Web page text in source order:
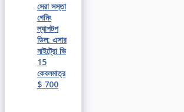
সেরা সস্তা
গেমিং
ল্যাপটপ
ডিল: এসার
নাইট্রো ভি
15
কেবলমাত্র
$ 700